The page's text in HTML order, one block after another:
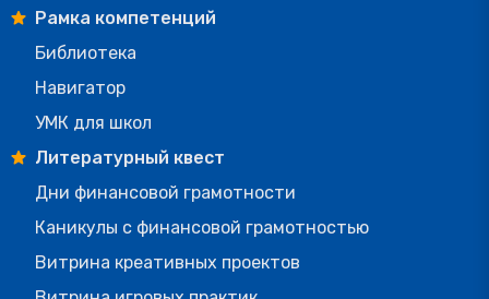
Рамка компетенций
Библиотека
Навигатор
УМК для школ
Литературный квест
Дни финансовой грамотности
Каникулы с финансовой грамотностью
Витрина креативных проектов